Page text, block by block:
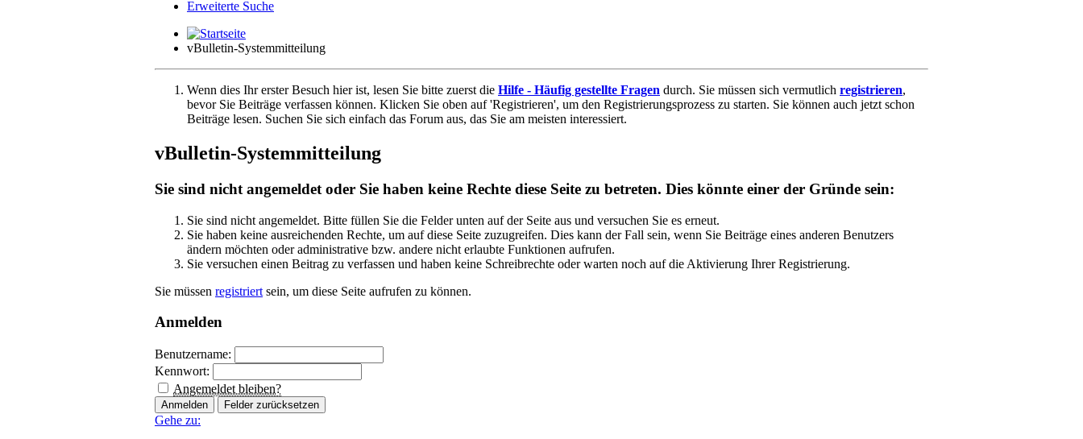
Erweiterte Suche
vBulletin-Systemmitteilung
Wenn dies Ihr erster Besuch hier ist, lesen Sie bitte zuerst die Hilfe - Häufig gestellte Fragen durch. Sie müssen sich vermutlich registrieren,
bevor Sie Beiträge verfassen können. Klicken Sie oben auf 'Registrieren', um den Registrierungsprozess zu starten. Sie können auch jetzt schon
Beiträge lesen. Suchen Sie sich einfach das Forum aus, das Sie am meisten interessiert.
vBulletin-Systemmitteilung
Sie sind nicht angemeldet oder Sie haben keine Rechte diese Seite zu betreten. Dies könnte einer der Gründe sein:
Sie sind nicht angemeldet. Bitte füllen Sie die Felder unten auf der Seite aus und versuchen Sie es erneut.
Sie haben keine ausreichenden Rechte, um auf diese Seite zuzugreifen. Dies kann der Fall sein, wenn Sie Beiträge eines anderen Benutzers
ändern möchten oder administrative bzw. andere nicht erlaubte Funktionen aufrufen.
Sie versuchen einen Beitrag zu verfassen und haben keine Schreibrechte oder warten noch auf die Aktivierung Ihrer Registrierung.
Sie müssen registriert sein, um diese Seite aufrufen zu können.
Anmelden
Benutzername:
Kennwort:
Angemeldet bleiben?
Gehe zu: